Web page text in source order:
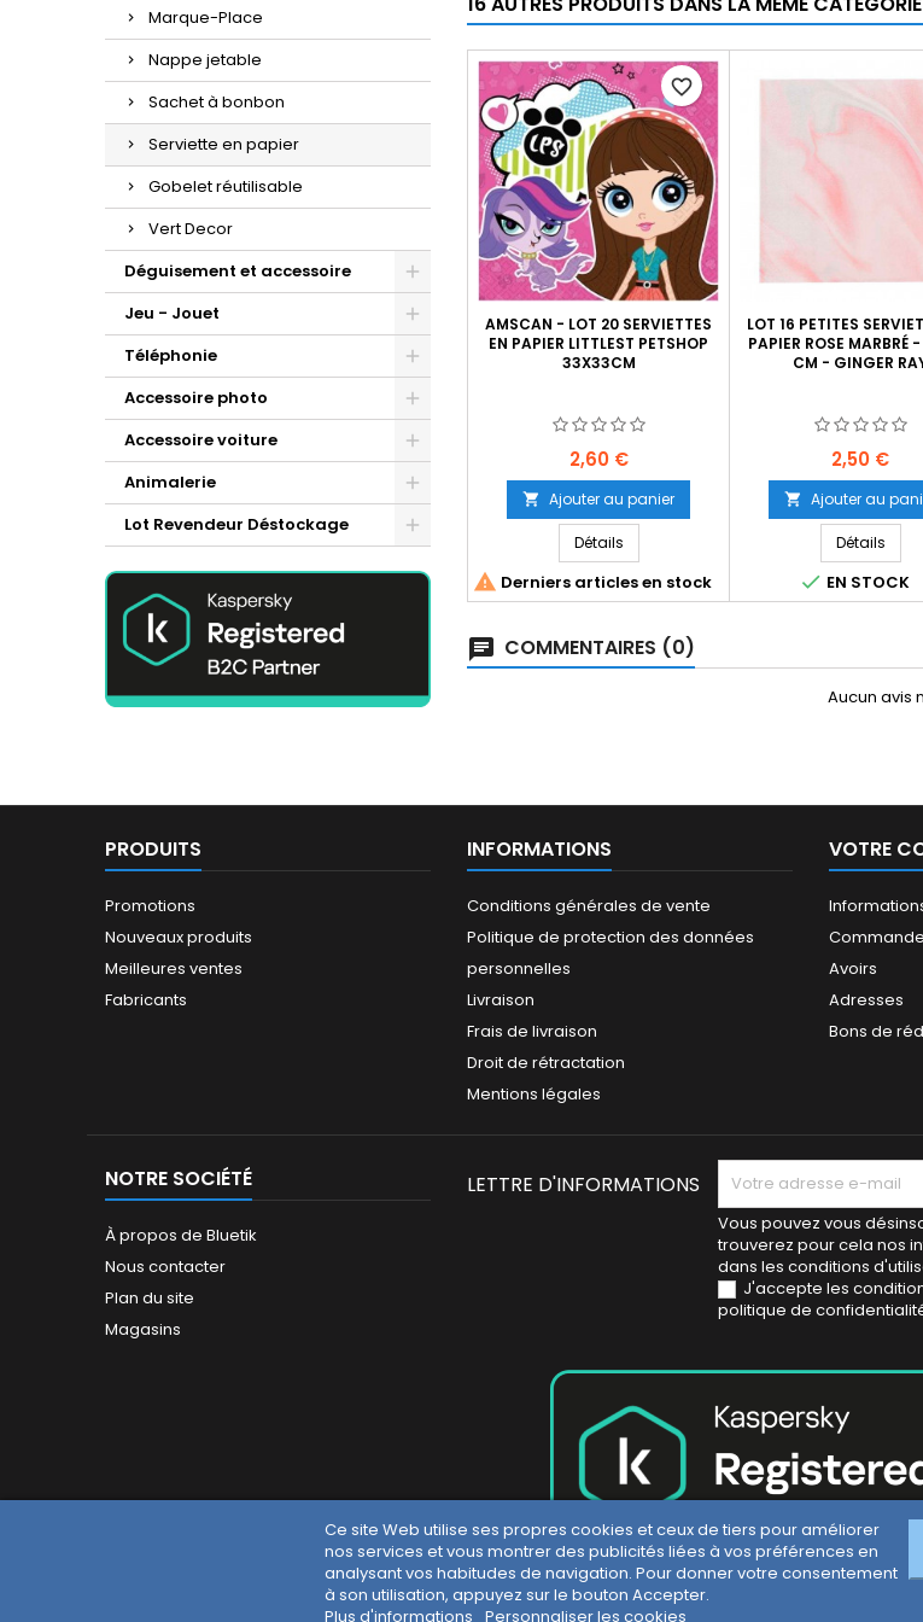
Marque-Place
Nappe jetable
Sachet à bonbon
Serviette en papier
Gobelet réutilisable
Vert Decor
Déguisement et accessoire
Jeu - Jouet
Téléphonie
Accessoire photo
Accessoire voiture
Animalerie
Lot Revendeur Déstockage
AMSCAN - LOT 20 SERVIETTES
EN PAPIER LITTLEST PETSHOP
33X33CM
Prix
2,60 €
 Ajouter au panier
Détails
 Derniers articles en stock
favorite_border
LOT 16 PETITES
PAPIER ROSE MARBRÉ
CM - GINGER
Prix
2,50 €
 Ajouter au
Détails
 EN STOCK
COMMENTAIRES (0)
Aucun avis
PRODUITS
Promotions
Nouveaux produits
Meilleures ventes
Fabricants
INFORMATIONS
Conditions générales de vente
Politique de protection des données
personnelles
Livraison
Frais de livraison
Droit de rétractation
Mentions légales
VOTRE
Avoirs
Adresses
Bons de
Ce site Web utilise ses propres cookies et ceux de tiers pour améliorer
nos services et vous montrer des publicités liées à vos préférences en
analysant vos habitudes de navigation. Pour donner votre consentement
à son utilisation, appuyez sur le bouton Accepter.
Plus d'informations Personnaliser les cookies
NOTRE SOCIÉTÉ
À propos de Bluetik
Nous contacter
Plan du site
Magasins
LETTRE D'INFORMATIONS
Vous pouvez vous
trouverez pour cela nos
dans les conditions
J'accepte les
politique de